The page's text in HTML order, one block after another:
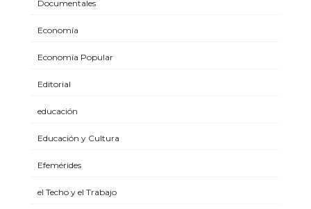
Documentales
Economía
Economía Popular
Editorial
educación
Educación y Cultura
Efemérides
el Techo y el Trabajo